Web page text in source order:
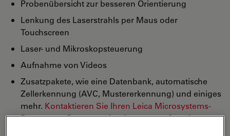
Probenübersicht zur besseren Orientierung
Lenkung des Laserstrahls per Maus oder
Touchscreen
Laser- und Mikroskopsteuerung
Aufnahme von Videos
Zusatzpakete, wie eine Datenbank, automatische
Zellerkennung (AVC, Mustererkennung) und einiges
mehr. Kontaktieren Sie Ihren Leica Microsystems-
Partner vor Ort, um mehr über unsere Angebote zu